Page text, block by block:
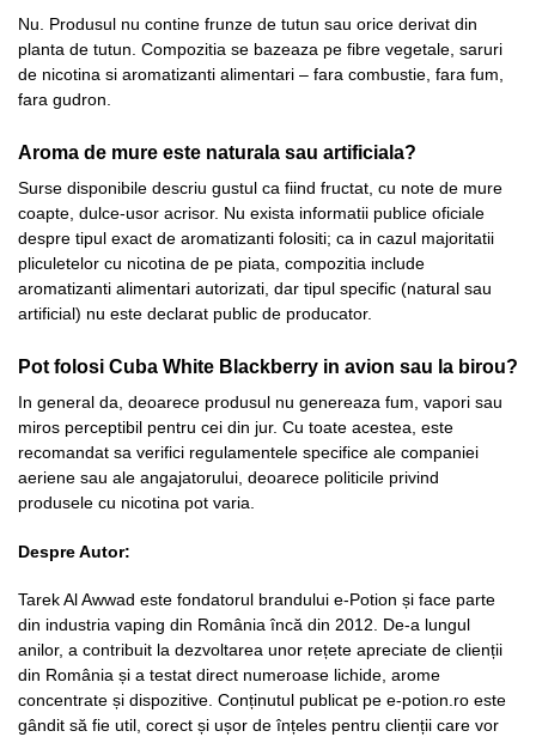
Nu. Produsul nu contine frunze de tutun sau orice derivat din
planta de tutun. Compozitia se bazeaza pe fibre vegetale, saruri
de nicotina si aromatizanti alimentari – fara combustie, fara fum,
fara gudron.
Aroma de mure este naturala sau artificiala?
Surse disponibile descriu gustul ca fiind fructat, cu note de mure
coapte, dulce-usor acrisor. Nu exista informatii publice oficiale
despre tipul exact de aromatizanti folositi; ca in cazul majoritatii
pliculetelor cu nicotina de pe piata, compozitia include
aromatizanti alimentari autorizati, dar tipul specific (natural sau
artificial) nu este declarat public de producator.
Pot folosi Cuba White Blackberry in avion sau la birou?
In general da, deoarece produsul nu genereaza fum, vapori sau
miros perceptibil pentru cei din jur. Cu toate acestea, este
recomandat sa verifici regulamentele specifice ale companiei
aeriene sau ale angajatorului, deoarece politicile privind
produsele cu nicotina pot varia.
Despre Autor:
Tarek Al Awwad este fondatorul brandului e-Potion și face parte
din industria vaping din România încă din 2012. De-a lungul
anilor, a contribuit la dezvoltarea unor rețete apreciate de clienții
din România și a testat direct numeroase lichide, arome
concentrate și dispozitive. Conținutul publicat pe e-potion.ro este
gândit să fie util, corect și ușor de înțeles pentru clienții care vor